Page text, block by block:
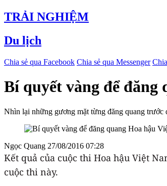
TRẢI NGHIỆM
Du lịch
Chia sẻ qua Facebook Chia sẻ qua Messenger
Bí quyết vàng để đăng
Nhìn lại những gương mặt từng đăng quang
Ngọc Quang 27/08/2016 07:28
Kết quả của cuộc thi Hoa hậu Việt
cuộc thi này.